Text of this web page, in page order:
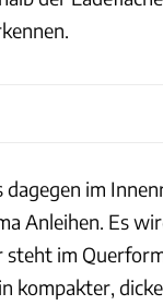
im
Anleihen. Es
im
kompakter,